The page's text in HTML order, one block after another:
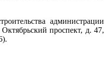
администрации
проспект, д. 47,